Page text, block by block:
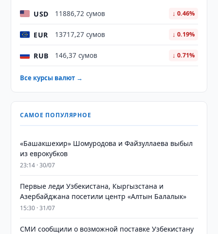
USD 11886,72 сумов ↓ 0.46%
EUR 13717,27 сумов ↓ 0.19%
RUB 146,37 сумов ↓ 0.71%
Все курсы валют →
САМОЕ ПОПУЛЯРНОЕ
«Башакшехир» Шомуродова и Файзуллаева выбыл
из еврокубков
23:14 · 30/07
Первые леди Узбекистана, Кыргызстана и
Азербайджана посетили центр «Алтын Балалык»
15:30 · 31/07
СМИ сообщили о возможной поставке Узбекистану